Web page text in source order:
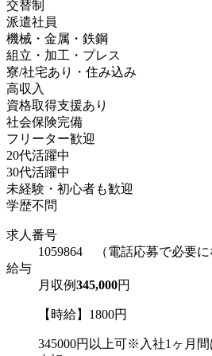
交替制
派遣社員
機械・金属・鉄鋼
組立・加工・プレス
寮/社宅あり・住み込み
高収入
資格取得支援あり
社会保険完備
フリーター歓迎
20代活躍中
30代活躍中
未経験・初心者も歓迎
学歴不問
求人番号
1059864 （電話応募で必要に
給与
月収例345,000円
【時給】1800円
345000円以上可※入社1ヶ月